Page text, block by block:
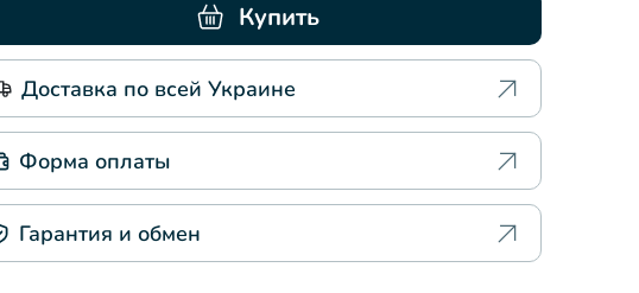
Купить
Доставка по всей Украине
Форма оплаты
Гарантия и обмен